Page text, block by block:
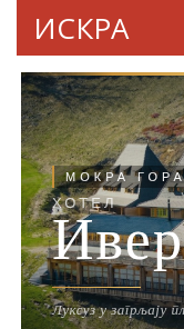
ИСКРА